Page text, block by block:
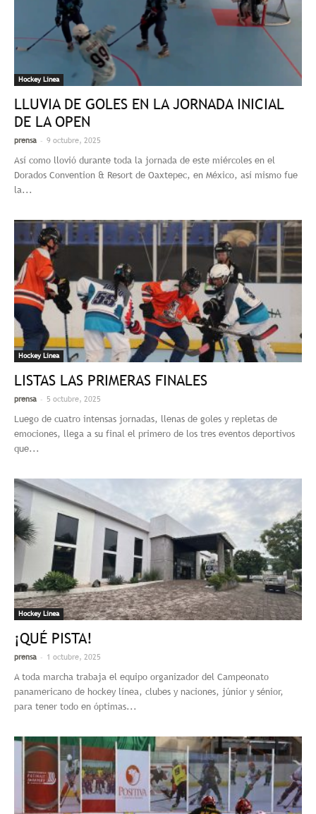
Hockey Linea
LLUVIA DE GOLES EN LA JORNADA INICIAL
DE LA OPEN
prensa - 9 octubre, 2025
Así como llovió durante toda la jornada de este miércoles en el
Dorados Convention & Resort de Oaxtepec, en México, así mismo fue
la...
Hockey Linea
LISTAS LAS PRIMERAS FINALES
prensa - 5 octubre, 2025
Luego de cuatro intensas jornadas, llenas de goles y repletas de
emociones, llega a su final el primero de los tres eventos deportivos
que...
Hockey Linea
¡QUÉ PISTA!
prensa - 1 octubre, 2025
A toda marcha trabaja el equipo organizador del Campeonato
panamericano de hockey línea, clubes y naciones, júnior y sénior,
para tener todo en óptimas...